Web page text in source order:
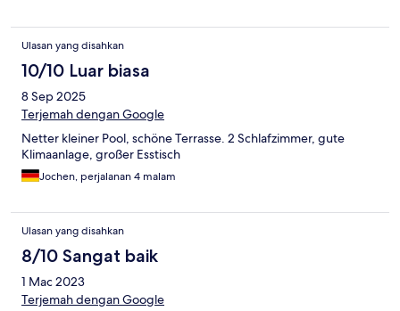
Ulasan yang disahkan
10/10 Luar biasa
8 Sep 2025
Terjemah dengan Google
Netter kleiner Pool, schöne Terrasse. 2 Schlafzimmer, gute
Klimaanlage, großer Esstisch
Jochen, perjalanan 4 malam
Ulasan yang disahkan
8/10 Sangat baik
1 Mac 2023
Terjemah dengan Google